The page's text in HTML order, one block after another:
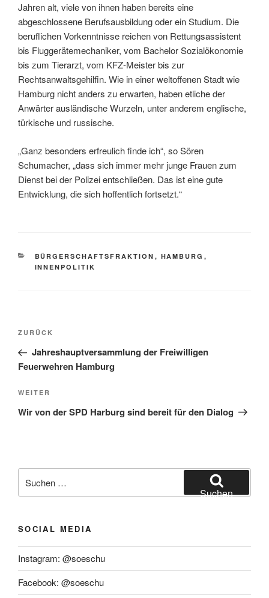
Jahren alt, viele von ihnen haben bereits eine
abgeschlossene Berufsausbildung oder ein Studium. Die
beruflichen Vorkenntnisse reichen von Rettungsassistent
bis Fluggerätemechaniker, vom Bachelor Sozialökonomie
bis zum Tierarzt, vom KFZ-Meister bis zur
Rechtsanwaltsgehilfin. Wie in einer weltoffenen Stadt wie
Hamburg nicht anders zu erwarten, haben etliche der
Anwärter ausländische Wurzeln, unter anderem englische,
türkische und russische.
„Ganz besonders erfreulich finde ich“, so Sören
Schumacher, „dass sich immer mehr junge Frauen zum
Dienst bei der Polizei entschließen. Das ist eine gute
Entwicklung, die sich hoffentlich fortsetzt.“
KATEGORIEN
BÜRGERSCHAFTSFRAKTION , HAMBURG ,
INNENPOLITIK
Beitragsnavigation
Vorheriger
Beitrag
ZURÜCK
Jahreshauptversammlung der Freiwilligen
Feuerwehren Hamburg
Nächster
Beitrag
WEITER
Wir von der SPD Harburg sind bereit für den Dialog
nach:
Suchen
SOCIAL MEDIA
Instagram: @soeschu
Facebook: @soeschu